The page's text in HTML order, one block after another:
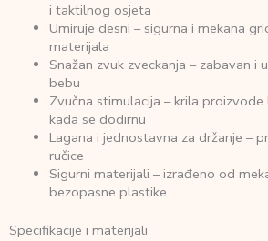
i taktilnog osjeta
Umiruje desni – sigurna i mekana
materijala
Snažan zvuk zveckanja – zabavan i
bebu
Zvučna stimulacija – krila
kada se dodirnu
Lagana i jednostavna za držanje –
ručice
Sigurni materijali – izrađeno od
bezopasne plastike
Specifikacije i materijali